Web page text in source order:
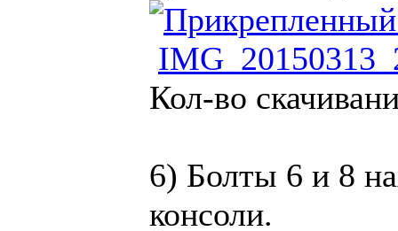
Кол-во
6) Болты 6 и 8
консоли.